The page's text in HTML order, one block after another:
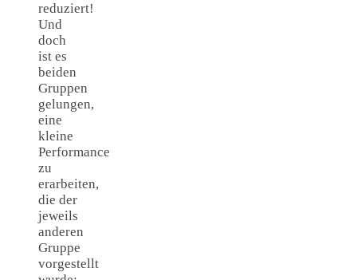
reduziert!
Und
doch
ist es
beiden
Gruppen
gelungen,
eine
kleine
Performance
zu
erarbeiten,
die der
jeweils
anderen
Gruppe
vorgestellt